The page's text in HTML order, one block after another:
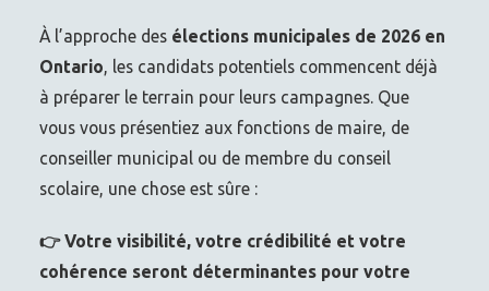
À l’approche des élections municipales de 2026 en
Ontario , les candidats potentiels commencent déjà
à préparer le terrain pour leurs campagnes. Que
vous vous présentiez aux fonctions de maire, de
conseiller municipal ou de membre du conseil
scolaire, une chose est sûre :
👉 Votre visibilité, votre crédibilité et votre
cohérence seront déterminantes pour votre